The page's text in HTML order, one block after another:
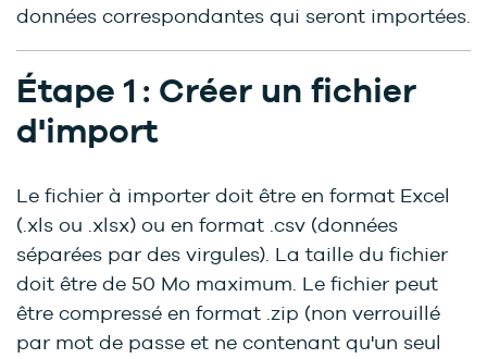
données correspondantes qui seront importées.
Étape 1 : Créer un fichier
d'import
Le fichier à importer doit être en format Excel
(.xls ou .xlsx) ou en format .csv (données
séparées par des virgules). La taille du fichier
doit être de 50 Mo maximum. Le fichier peut
être compressé en format .zip (non verrouillé
par mot de passe et ne contenant qu'un seul